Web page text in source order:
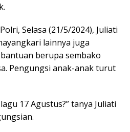
Selasa (21/5/2024), Juliati
lainnya juga
berupa sembako
Pengungsi anak-anak turut
17 Agustus?” tanya Juliati